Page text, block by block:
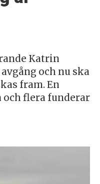
Katrin
och nu ska
fram. En
flera funderar